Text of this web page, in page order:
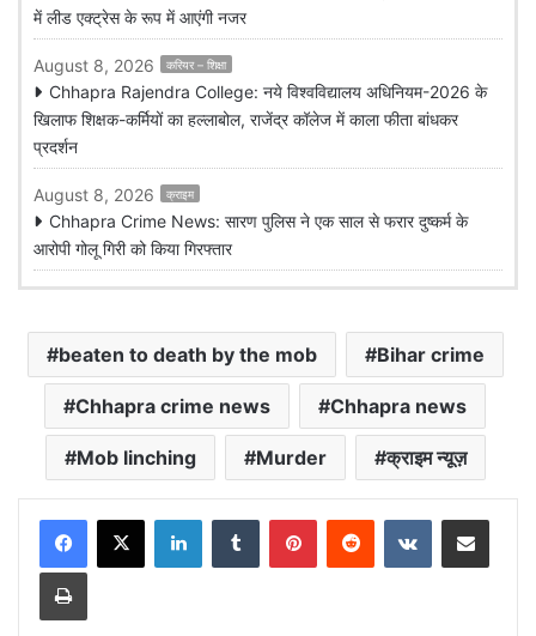
में लीड एक्ट्रेस के रूप में आएंगी नजर
August 8, 2026 करियर – शिक्षा
Chhapra Rajendra College: नये विश्वविद्यालय अधिनियम-2026 के
खिलाफ शिक्षक-कर्मियों का हल्लाबोल, राजेंद्र कॉलेज में काला फीता बांधकर
प्रदर्शन
August 8, 2026 क्राइम
Chhapra Crime News: सारण पुलिस ने एक साल से फरार दुष्कर्म के
आरोपी गोलू गिरी को किया गिरफ्तार
beaten to death by the mob Bihar crime
Chhapra crime news Chhapra news
Mob linching Murder क्राइम न्यूज़
LinkedInTumblr PinterestReddit VKontakteShare via Email
Print